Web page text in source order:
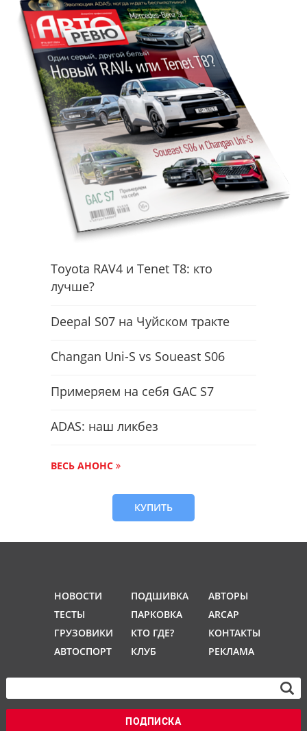
Toyota RAV4 и Tenet T8: кто
лучше?
Deepal S07 на Чуйском тракте
Changan Uni-S vs Soueast S06
Примеряем на себя GAC S7
ADAS: наш ликбез
ВЕСЬ АНОНС
КУПИТЬ
НОВОСТИ
ТЕСТЫ
ГРУЗОВИКИ
АВТОСПОРТ
ПОДШИВКА
ПАРКОВКА
КТО ГДЕ?
КЛУБ
АВТОРЫ
ARCAP
КОНТАКТЫ
РЕКЛАМА
ПОДПИСКА